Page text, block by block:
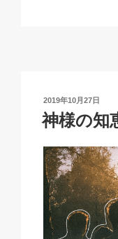
n
k
投
稿
日:
2019年10月27日
神様の知